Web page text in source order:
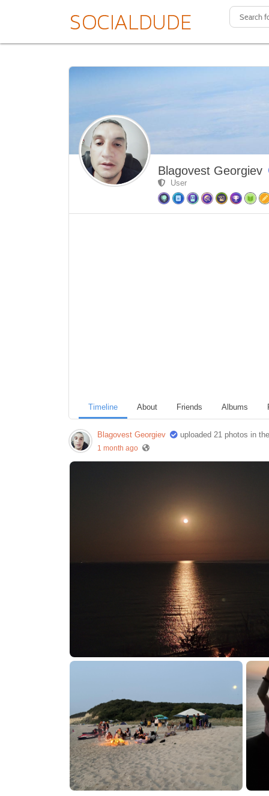
Blagovest Georgiev
User
Timeline About Friends Albums
Blagovest Georgiev uploaded 21 photos in
1 month ago